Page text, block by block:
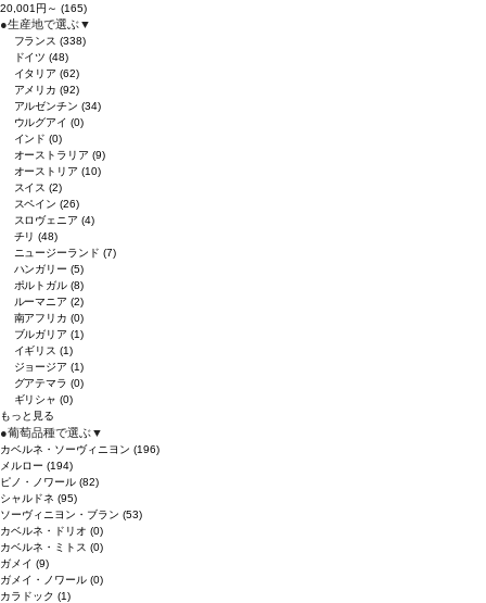
20,001円～ (165)
●生産地で選ぶ▼
フランス(338)
ドイツ(48)
イタリア(62)
アメリカ(92)
アルゼンチン(34)
ウルグアイ(0)
インド(0)
オーストラリア(9)
オーストリア(10)
スイス(2)
スペイン(26)
スロヴェニア(4)
チリ(48)
ニュージーランド(7)
ハンガリー(5)
ポルトガル(8)
ルーマニア(2)
南アフリカ(0)
ブルガリア(1)
イギリス(1)
ジョージア(1)
グアテマラ(0)
ギリシャ(0)
もっと見る
●葡萄品種で選ぶ▼
カベルネ・ソーヴィニヨン (196)
メルロー (194)
ピノ・ノワール (82)
シャルドネ (95)
ソーヴィニヨン・ブラン (53)
カベルネ・ドリオ (0)
カベルネ・ミトス (0)
ガメイ (9)
ガメイ・ノワール (0)
カラドック (1)